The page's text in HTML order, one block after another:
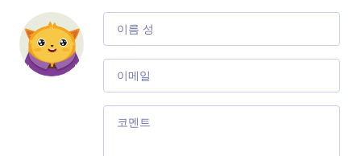
Comment
Email
Comment